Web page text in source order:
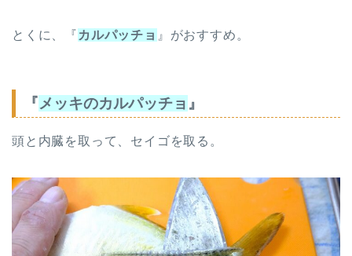
とくに、『 カルパッチョ 』がおすすめ。
『メッキのカルパッチョ 』
頭と内臓を取って、セイゴを取る。